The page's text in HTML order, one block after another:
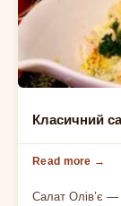
СВЯТКОВИЙ
Класичний
Салат Олів’є —